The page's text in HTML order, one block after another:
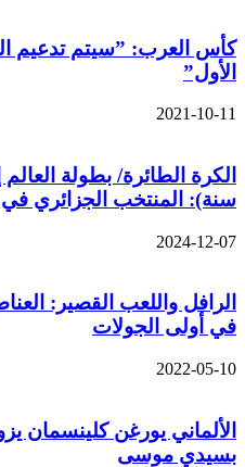
كأس العرب: ”سيتم تدعيم
الأول”
2021-10-11
سنة): المنتخب الجزائري في
2024-12-07
الرافل واللعب القصير:
في أولى الجولات
2022-05-10
الألماني يورغن كلينسمان
بسيدي موسى